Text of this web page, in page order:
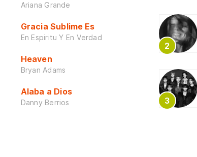
Ariana Grande
Gracia Sublime Es
En Espiritu Y En Verdad
Heaven
Bryan Adams
Alaba a Dios
Danny Berrios